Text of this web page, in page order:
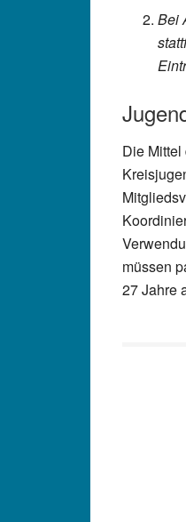
Bei
Die Mittel
müssen
27 Jahre